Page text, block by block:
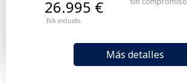
IVA incluido
26.995 €
Más detalles